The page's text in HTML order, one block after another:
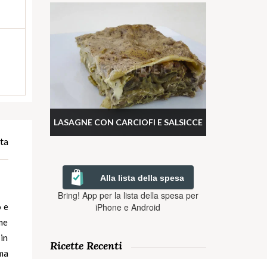
e
LASAGNE CON CARCIOFI E SALSICCE
Alla lista della spesa
Bring! App per la lista della spesa per
iPhone e Android
Ricette Recenti